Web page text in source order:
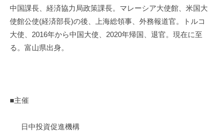
中国課長、経済協力局政策課長。マレーシア大使館、米国大
使館公使(経済部長)の後、上海総領事、外務報道官。トルコ
大使、2016年から中国大使、2020年帰国、退官。現在に至
る。富山県出身。
■主催
日中投資促進機構